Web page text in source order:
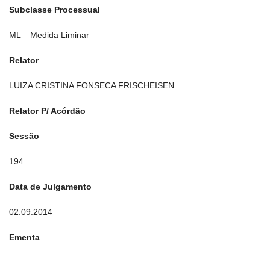
Subclasse Processual
ML – Medida Liminar
Relator
LUIZA CRISTINA FONSECA FRISCHEISEN
Relator P/ Acórdão
Sessão
194
Data de Julgamento
02.09.2014
Ementa